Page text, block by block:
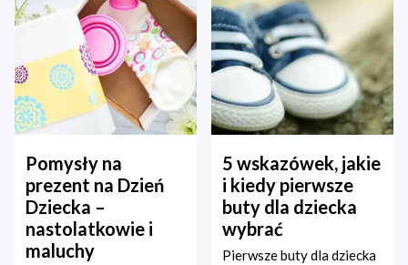
Pomysły na
prezent na Dzień
Dziecka –
nastolatkowie i
maluchy
5 wskazówek, jakie
i kiedy pierwsze
buty dla dziecka
wybrać
Pierwsze buty dla dziecka